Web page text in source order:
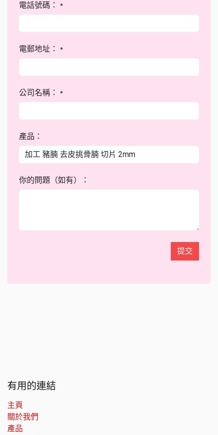
電話號碼： *
電郵地址： *
公司名稱： *
產品：
你的問題（如有）：
提交
有用的連結
主頁
關於我們
產品